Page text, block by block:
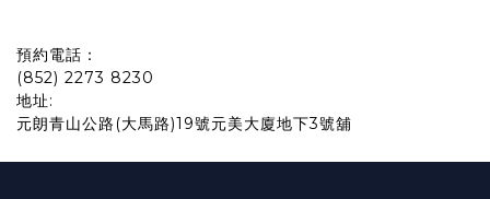
預約電話：
(852) 2273 8230
地址:
元朗青山公路(大馬路)19號元美大廈地下3號舖